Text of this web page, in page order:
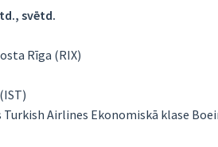
svētd.
Rīga (RIX)
Airlines Ekonomiskā klase